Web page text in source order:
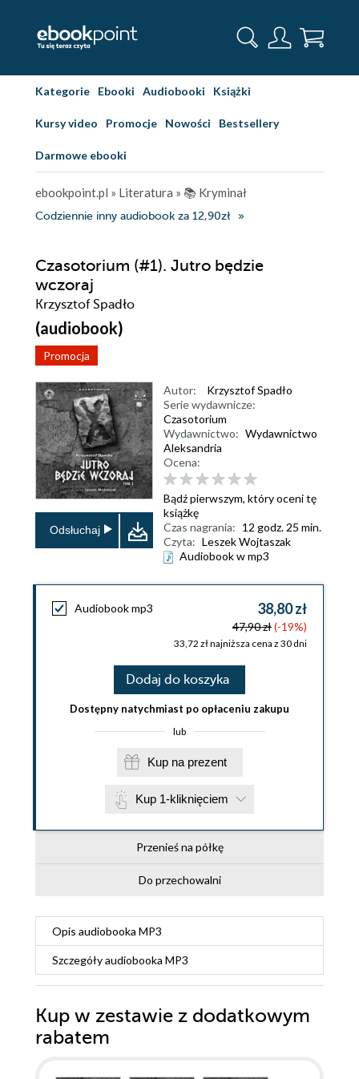
Kategorie Ebooki Audiobooki Książki
Kursy video Promocje Nowości Bestsellery
Darmowe ebooki
ebookpoint.pl » Literatura » 📚 Kryminał
Codziennie inny audiobook za 12,90zł
Czasotorium (#1). Jutro będzie
wczoraj
Krzysztof Spadło
(audiobook)
Promocja
Odsłuchaj
Autor:
Krzysztof Spadło
Serie wydawnicze:
Czasotorium
Wydawnictwo: Wydawnictwo
Aleksandria
Ocena:
Bądź pierwszym, który oceni tę
książkę
Czas nagrania: 12 godz. 25 min.
Czyta: Leszek Wojtaszak
Audiobook w mp3
Audiobook mp3 38,80 zł
47,90 zł(-19%)
33,72 zł najniższa cena z 30 dni
Dodaj do koszyka
Dostępny natychmiast po opłaceniu zakupu
lub
Kup na prezent
Kup 1-kliknięciem
Przenieś na półkę
Do przechowalni
Opis audiobooka MP3
Szczegółyaudiobooka MP3
Kup w zestawie z dodatkowym
rabatem